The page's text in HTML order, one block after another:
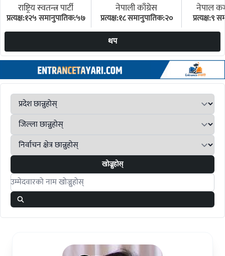
राष्ट्रिय स्वतन्त्र पार्टी
प्रत्यक्ष:१२५ समानुपातिक:५७
नेपाली काँग्रेस
प्रत्यक्ष:१८ समानुपातिक:२०
नेपाल
प्रत्यक्ष:९
थप
खोज्नुहोस्
Search candidates